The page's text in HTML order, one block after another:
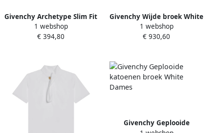
Givenchy Archetype Slim Fit
Katoenen T-shirt met Korte
Mouwen White Dames
1 webshop
€ 394,80
Givenchy Wijde broek White
Dames
1 webshop
€ 930,60
Givenchy Geplooide